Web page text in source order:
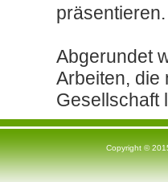
präsentieren.
Abgerundet
Arbeiten, die
Gesellschaft
Copyright ©